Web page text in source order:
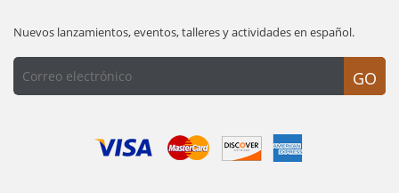
Nuevos lanzamientos, eventos, talleres y actividades en español.
GO